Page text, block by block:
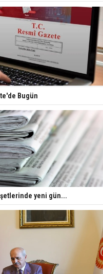
Ünlü türkücü Mahmut
Tuncer estetik
operasyon geçirdi: Son
hali gündem oldu
Yerli turist 229,7 milyar
lira seyahat harcaması
yaptı
Gazze'deki Sağlık
Bakanlığı duyurdu:
Vahşetin pençesinde 2
salgın vaka tespit edildi
Bugün
yeni gün...